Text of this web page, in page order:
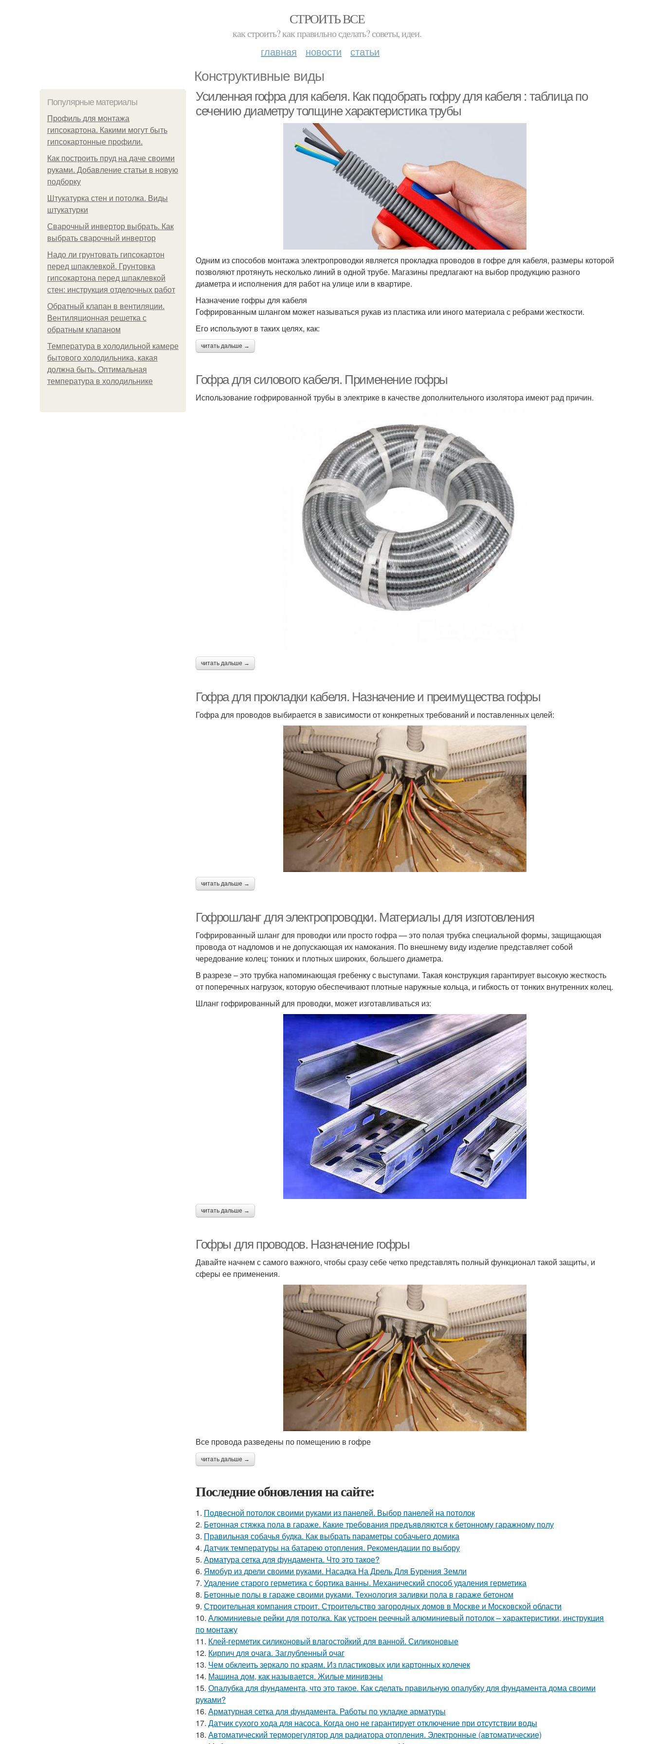
СТРОИТЬ ВСЕ
как строить? как правильно сделать? советы, идеи.
главная новости статьи
Конструктивные виды
Популярные материалы
Профиль для монтажа
гипсокартона. Какими могут быть
гипсокартонные профили.
Как построить пруд на даче своими
руками. Добавление статьи в новую
подборку
Штукатурка стен и потолка. Виды
штукатурки
Сварочный инвертор выбрать. Как
выбрать сварочный инвертор
Надо ли грунтовать гипсокартон
перед шпаклевкой. Грунтовка
гипсокартона перед шпаклевкой
стен: инструкция отделочных работ
Обратный клапан в вентиляции.
Вентиляционная решетка с
обратным клапаном
Температура в холодильной камере
бытового холодильника, какая
должна быть. Оптимальная
температура в холодильнике
Усиленная гофра для кабеля. Как подобрать гофру для кабеля : таблица по
сечению диаметру толщине характеристика трубы
Одним из способов монтажа электропроводки является прокладка проводов в гофре для кабеля, размеры которой
позволяют протянуть несколько линий в одной трубе. Магазины предлагают на выбор продукцию разного
диаметра и исполнения для работ на улице или в квартире.
Назначение гофры для кабеля
Гофрированным шлангом может называться рукав из пластика или иного материала с ребрами жесткости.
Его используют в таких целях, как:
читать дальше →
Гофра для силового кабеля. Применение гофры
Использование гофрированной трубы в электрике в качестве дополнительного изолятора имеют рад причин.
читать дальше →
Гофра для прокладки кабеля. Назначение и преимущества гофры
Гофра для проводов выбирается в зависимости от конкретных требований и поставленных целей:
читать дальше →
Гофрошланг для электропроводки. Материалы для изготовления
Гофрированный шланг для проводки или просто гофра — это полая трубка специальной формы, защищающая
провода от надломов и не допускающая их намокания. По внешнему виду изделие представляет собой
чередование колец: тонких и плотных широких, большего диаметра.
В разрезе – это трубка напоминающая гребенку с выступами. Такая конструкция гарантирует высокую жесткость
от поперечных нагрузок, которую обеспечивают плотные наружные кольца, и гибкость от тонких внутренних колец.
Шланг гофрированный для проводки, может изготавливаться из:
читать дальше →
Гофры для проводов. Назначение гофры
Давайте начнем с самого важного, чтобы сразу себе четко представлять полный функционал такой защиты, и
сферы ее применения.
Все провода разведены по помещению в гофре
читать дальше →
Последние обновления на сайте:
1. Подвесной потолок своими руками из панелей. Выбор панелей на потолок
2. Бетонная стяжка пола в гараже. Какие требования предъявляются к бетонному гаражному полу
3. Правильная собачья будка. Как выбрать параметры собачьего домика
4. Датчик температуры на батарею отопления. Рекомендации по выбору
5. Арматура сетка для фундамента. Что это такое?
6. Ямобур из дрели своими руками. Насадка На Дрель Для Бурения Земли
7. Удаление старого герметика с бортика ванны. Механический способ удаления герметика
8. Бетонные полы в гараже своими руками. Технология заливки пола в гараже бетоном
9. Строительная компания строит. Строительство загородных домов в Москве и Московской области
10. Алюминиевые рейки для потолка. Как устроен реечный алюминиевый потолок – характеристики, инструкция
по монтажу
11. Клей-герметик силиконовый влагостойкий для ванной. Силиконовые
12. Кирпич для очага. Заглубленный очаг
13. Чем обклеить зеркало по краям. Из пластиковых или картонных колечек
14. Машина дом, как называется. Жилые минивэны
15. Опалубка для фундамента, что это такое. Как сделать правильную опалубку для фундамента дома своими
руками?
16. Арматурная сетка для фундамента. Работы по укладке арматуры
17. Датчик сухого хода для насоса. Когда оно не гарантирует отключение при отсутствии воды
18. Автоматический терморегулятор для радиатора отопления. Электронные (автоматические)